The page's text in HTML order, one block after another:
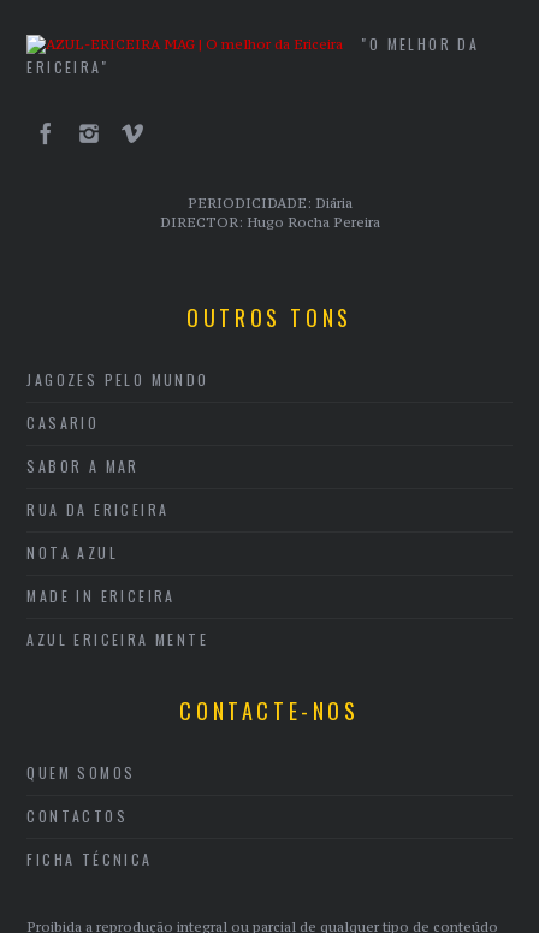
"O MELHOR DA
ERICEIRA"
PERIODICIDADE: Diária
DIRECTOR: Hugo Rocha Pereira
OUTROS TONS
JAGOZES PELO MUNDO
CASARIO
SABOR A MAR
RUA DA ERICEIRA
NOTA AZUL
MADE IN ERICEIRA
AZUL ERICEIRA MENTE
CONTACTE-NOS
QUEM SOMOS
CONTACTOS
FICHA TÉCNICA
Proibida a reprodução integral ou parcial de qualquer tipo de conteúdo